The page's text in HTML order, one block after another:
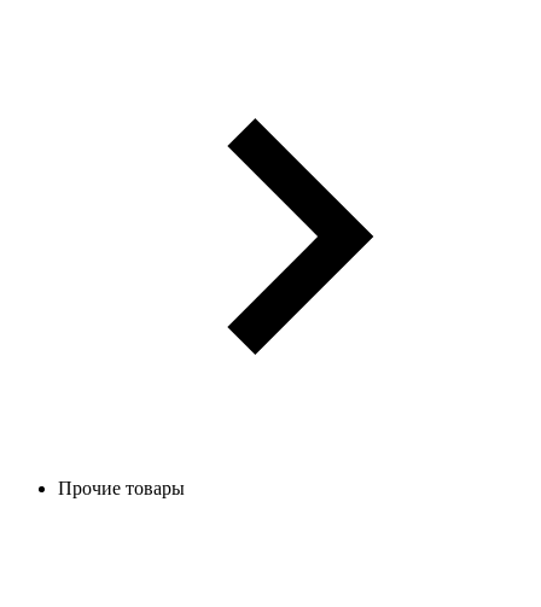
Прочие товары